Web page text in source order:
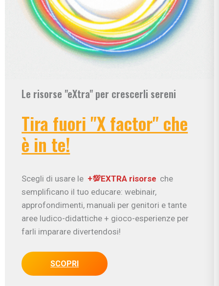
Le risorse "eXtra" per crescerli sereni
Tira fuori "X factor" che
è in te!
Scegli di usare le +💯EXTRA risorse che
semplificano il tuo educare: webinair,
approfondimenti, manuali per genitori e tante
aree ludico-didattiche + gioco-esperienze per
farli imparare divertendosi!
SCOPRI